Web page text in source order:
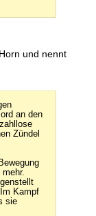
und nennt
an den
Zündel
Kampf
sie